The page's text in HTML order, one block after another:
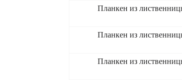
Планкен из
Планкен из
Планкен из